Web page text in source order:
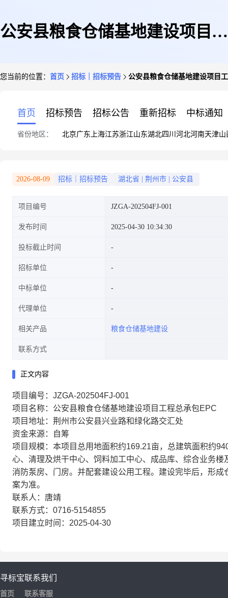
公安县粮食仓储基地建设项目工
您当前的位置： 首页 招标｜招标预告 公安县粮食仓储基地建设项目
首页 招标预告 招标公告 重新招标 中标通知
省份地区： 北京广东 上海江苏浙江山东湖北四川 河北河南天津山
2026-08-09 招标｜招标预告 湖北省 荆州市 公安县
项目编号 JZGA-202504FJ-001
发布时间 2025-04-30 10:34:30
投标截止时间
招标单位
中标单位
代理单位
相关产品 粮食仓储基地建设
联系方式
正文内容
项目编号：JZGA-202504FJ-001
项目名称：公安县粮食仓储基地建设项目工程总承包EPC
项目地址：荆州市公安县兴业路和绿化路交汇处
资金来源：自筹
项目规模：本项目总用地面积约169.21亩，总建筑面积约
心、清理及烘干中心、饲料加工中心、成品库、综合业务
消防泵房、门房。并配套建设公用工程。建设完毕后，形
案为准。
联系人：唐靖
联系方式：0716-5154855
项目建立时间：2025-04-30
寻标宝
首页
联系我们
联系客服